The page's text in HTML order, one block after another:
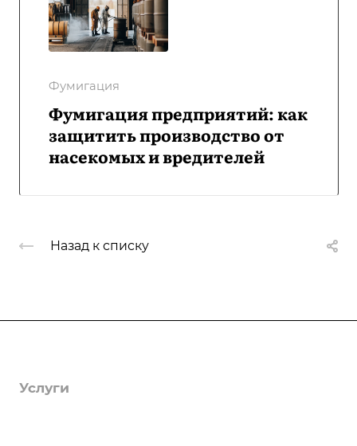
Фумигация
Фумигация предприятий: как
защитить производство от
насекомых и вредителей
Назад к списку
О компании
Услуги